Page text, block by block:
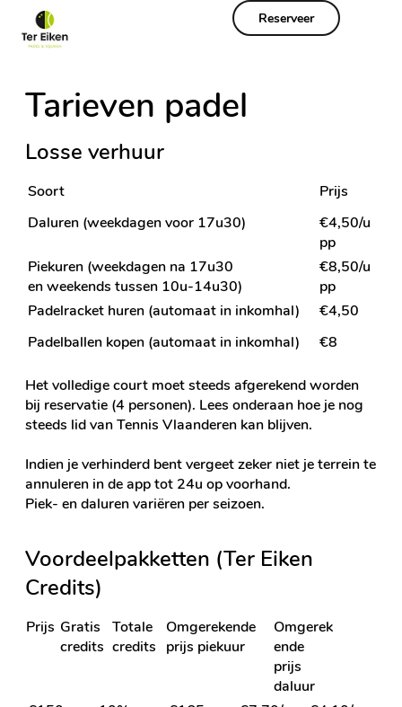
Reserveer
Tarieven padel
Losse verhuur
Soort
Prijs
Daluren (weekdagen voor 17u30)
€4,50/u
pp
Piekuren (weekdagen na 17u30
en weekends tussen 10u-14u30)
€8,50/u
pp
Padelracket huren (automaat in inkomhal)
€4,50
Padelballen kopen (automaat in inkomhal)
€8
Het volledige court moet steeds afgerekend worden
bij reservatie (4 personen). Lees onderaan hoe je nog
steeds lid van Tennis Vlaanderen kan blijven.​
Indien je verhinderd bent vergeet zeker niet je terrein te
annuleren in de app tot 24u op voorhand.
Piek- en daluren variëren per seizoen.
Voordeelpakketten (Ter Eiken
Credits)
Prijs
Omgerek
ende
prijs
daluur
Gratis
credits
Totale
credits
Omgerekende
prijs piekuur